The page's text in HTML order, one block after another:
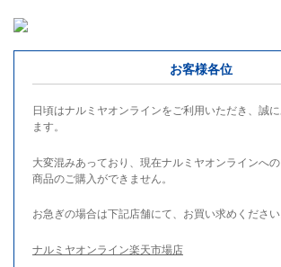
お客様各位
日頃はナルミヤオンラインをご利用いただき、誠
ます。
大変混みあっており、現在ナルミヤオンラインへ
商品のご購入ができません。
お急ぎの場合は下記店舗にて、お買い求めください
ナルミヤオンライン楽天市場店